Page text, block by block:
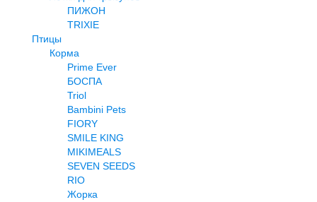
ПИЖОН
TRIXIE
Птицы
Корма
Prime Ever
БОСПА
Triol
Bambini Pets
FIORY
SMILE KING
MIKIMEALS
SEVEN SEEDS
RIO
Жорка